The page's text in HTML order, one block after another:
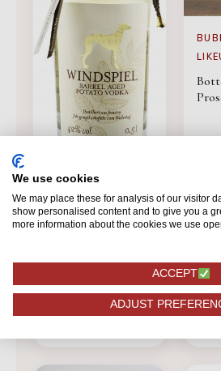
LIKEUREN
Vodka Windspiel
29,50
BESTELLEN
We use cookies
We may place these for analysis of our visitor
show personalised content and to give you a
more information about the cookies we use
ACCEPT
ADJUST